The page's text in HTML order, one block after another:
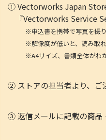
① Vectorworks Japan
『Vectorworks Service
※申込書を携帯で写真を撮り、
※解像度が低いと、読み取れない
※A4サイズ、書類全体がわかる
② ストアの担当者より、ご
③ 返信メールに記載の商品